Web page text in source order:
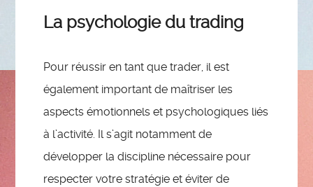
La psychologie du trading
Pour réussir en tant que trader, il est
également important de maîtriser les
aspects émotionnels et psychologiques liés
à l’activité. Il s’agit notamment de
développer la discipline nécessaire pour
respecter votre stratégie et éviter de